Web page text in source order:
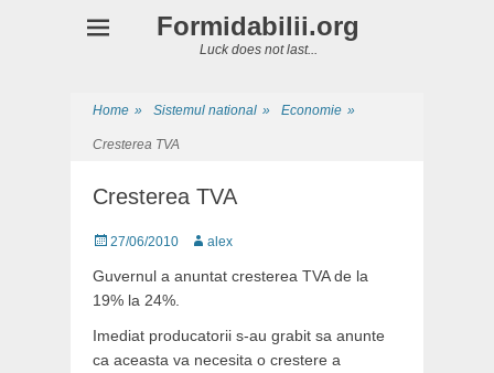
Formidabilii.org
Luck does not last...
Home » Sistemul national » Economie »
Cresterea TVA
Cresterea TVA
Posted
27/06/2010 Author
alex
Guvernul a anuntat cresterea TVA de la
19% la 24%.
Imediat producatorii s-au grabit sa anunte
ca aceasta va necesita o crestere a